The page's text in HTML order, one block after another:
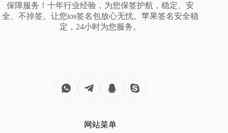
保障服务！十年行业经验，为您保签护航，稳定、安
全、不掉签。让您ios签名包放心无忧。苹果签名安全稳
定，24小时为您服务。
网站菜单